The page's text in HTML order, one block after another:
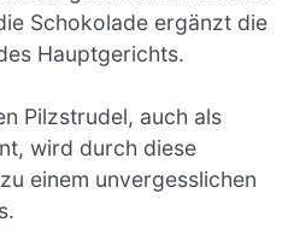
Schokolade ergänzt die
Hauptgerichts.
Pilzstrudel, auch als
wird durch diese
einem unvergesslichen